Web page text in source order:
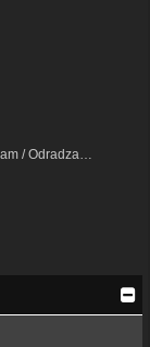
Polecam / Odradzam / Poszukuję